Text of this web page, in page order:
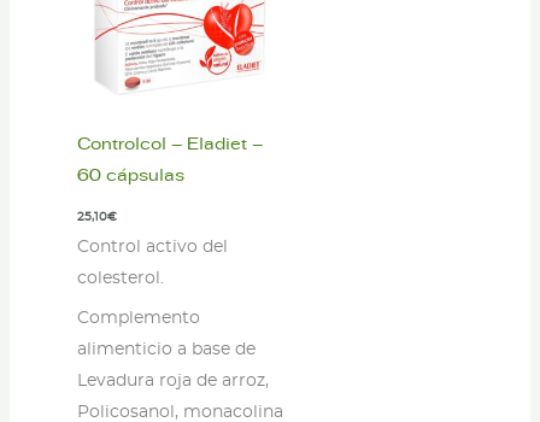
Controlcol – Eladiet –
60 cápsulas
25,10€
Control activo del
colesterol.
Complemento
alimenticio a base de
Levadura roja de arroz,
Policosanol, monacolina